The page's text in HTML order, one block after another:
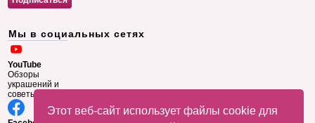
Этот веб-сайт использует файлы cookie для
Мы в социальных сетях
YouTube
Обзоры
украшений и
советы